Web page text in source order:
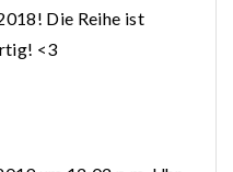
Die Reihe ist
<3